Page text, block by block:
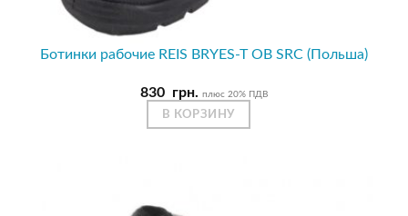
Ботинки рабочие REIS BRYES-T OB SRC (Польша)
830 грн. плюс 20% ПДВ
В КОРЗИНУ